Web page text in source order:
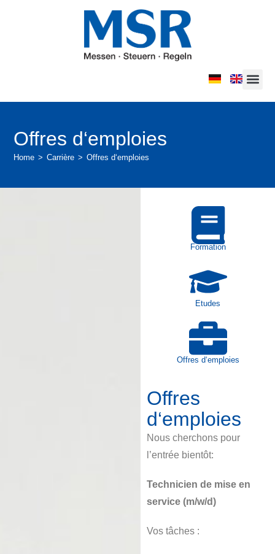
Offres d‘emploies
Home > Carrière > Offres d‘emploies
Formation
Etudes
Offres d‘emploies
Offres
d‘emploies
Nous cherchons pour
l’entrée bientôt:
Technicien de mise en
service (m/w/d)
Vos tâches :